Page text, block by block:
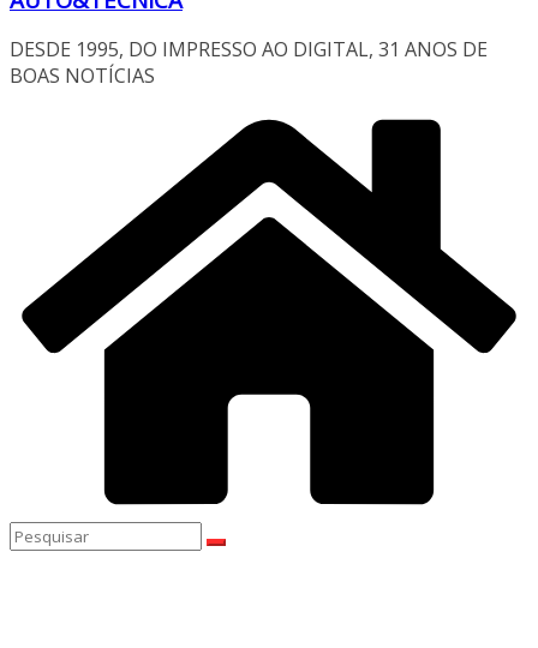
DESDE 1995, DO IMPRESSO AO DIGITAL, 31 ANOS DE
BOAS NOTÍCIAS